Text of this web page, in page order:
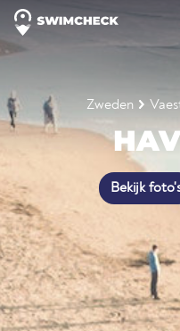
Zweden
Bekijk